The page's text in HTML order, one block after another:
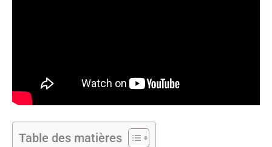
Table des matières